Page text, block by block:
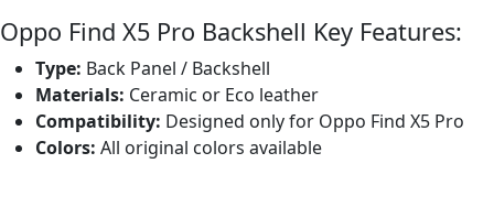
Oppo Find X5 Pro Backshell Key Features:
Type: Back Panel / Backshell
Materials: Ceramic or Eco leather
Compatibility: Designed only for Oppo Find X5 Pro
Colors: All original colors available